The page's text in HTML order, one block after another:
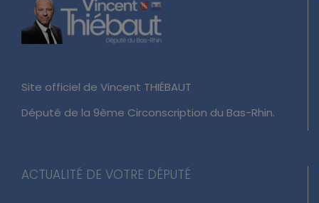
Site officiel de Vincent THIÉBAUT
Député de la 9ème Circonscription du Bas-Rhin.
ACTUALITÉ DE VOTRE DÉPUTÉ